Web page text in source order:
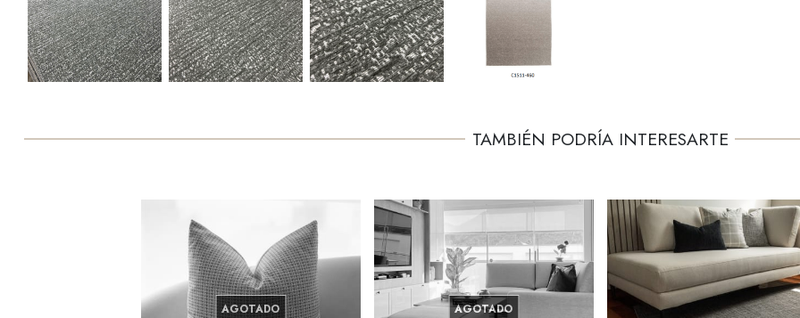
TAMBIÉN PODRÍA INTERESARTE
AGOTADO AGOTADO